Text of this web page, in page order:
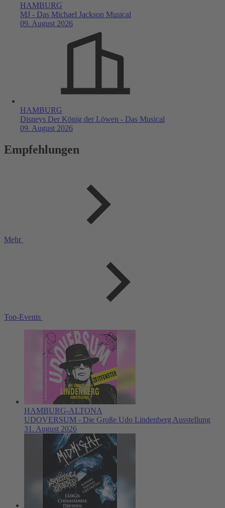
HAMBURG
MJ - Das Michael Jackson Musical
09. August 2026
HAMBURG
Disneys Der König der Löwen - Das Musical
09. August 2026
Empfehlungen
Mehr
Top-Events
HAMBURG-ALTONA
UDOVERSUM - Die Große Udo Lindenberg Ausstellung
31. August 2026